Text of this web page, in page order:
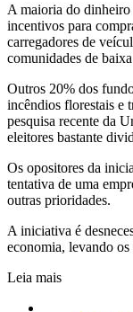
A maioria do dinheiro
incentivos para
carregadores de
comunidades de
Outros 20% dos
incêndios florestais e
pesquisa recente da
eleitores bastante
Os opositores da
tentativa de uma
outras prioridades.
A iniciativa é
economia, levando os
Leia mais